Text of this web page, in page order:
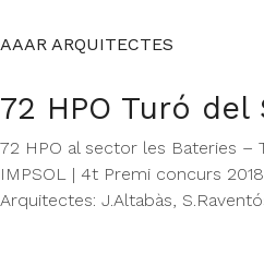
AAAR ARQUITECTES
72 HPO Turó del
72 HPO al sector les Bateries –
IMPSOL | 4t Premi concurs 2018
Arquitectes: J.Altabàs,